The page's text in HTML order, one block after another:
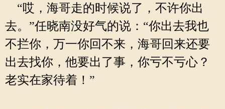
“哎，海哥走的时候说了，不许你出
去。”任晓南没好气的说：“你出去我也
不拦你，万一你回不来，海哥回来还要
出去找你，他要出了事，你亏不亏心？
老实在家待着！”